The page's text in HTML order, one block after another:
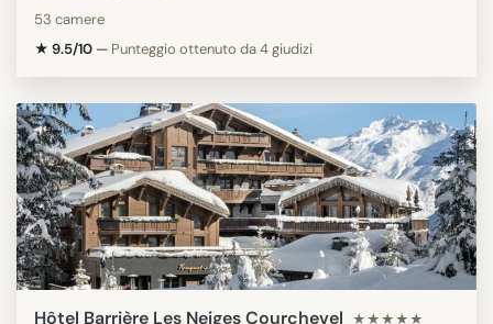
53 camere
★ 9.5/10 — Punteggio ottenuto da 4 giudizi
Hôtel Barrière Les Neiges Courchevel ★★★★★